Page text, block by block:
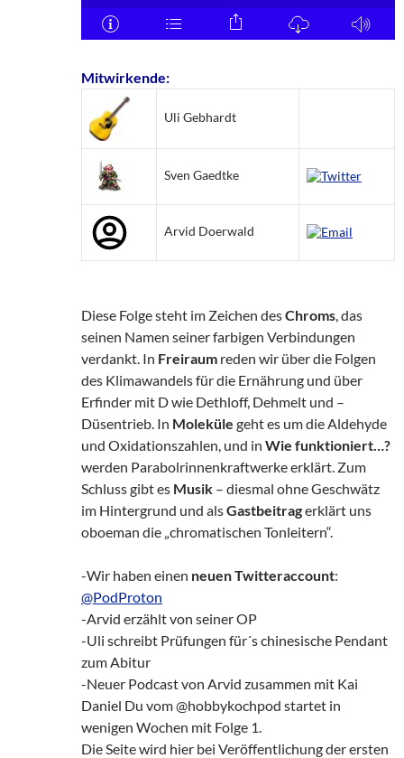
Mitwirkende:
Uli Gebhardt
Sven Gaedtke
Arvid Doerwald
Diese Folge steht im Zeichen desChroms, das
seinen Namen seiner farbigen Verbindungen
verdankt. In Freiraum reden wir über die Folgen
des Klimawandels für die Ernährung und über
Erfinder mit D wie Dethloff, Dehmelt und –
Düsentrieb. In Moleküle geht es um die Aldehyde
und Oxidationszahlen, und in Wie funktioniert…?
werden Parabolrinnenkraftwerke erklärt. Zum
Schluss gibt es Musik – diesmal ohne Geschwätz
im Hintergrund und alsGastbeitragerklärt uns
oboeman die „chromatischen Tonleitern“.
-Wir haben einen neuen Twitteraccount:
@PodProton
-Arvid erzählt von seiner OP
-Uli schreibt Prüfungen für´s chinesische Pendant
zum Abitur
-Neuer Podcast von Arvid zusammen mit Kai
Daniel Du vom @hobbykochpod startet in
wenigen Wochen mit Folge 1.
Die Seite wird hier bei Veröffentlichung der ersten